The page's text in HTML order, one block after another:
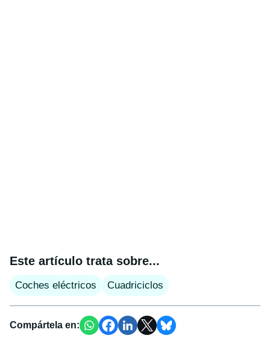
Este artículo trata sobre...
Coches eléctricos Cuadriciclos
Compártela en: